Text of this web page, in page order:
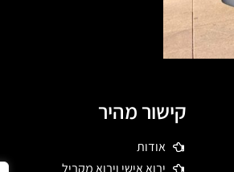
קישור מהיר
אודות
יבוא אישי ויבוא מקביל